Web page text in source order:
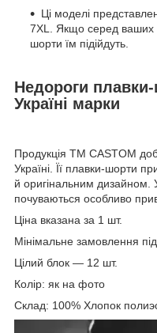
Ці моделі
7XL. Якщо серед ваших
шорти їм підійдуть.
Недороги
Україні марки
Продукція ТМ CASTOM
Україні. Її плавки-шорти
й оригінальним дизайном.
почуваються особливо
Ціна вказана за 1 шт.
Мінімальне замовлення
Цілий блок — 12 шт.
Колір: як на фото
Склад: 100% Хлопок